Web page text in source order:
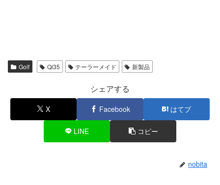
Golf Qi35 テーラーメイド 新製品
シェアする
X Facebook はてブ
LINE コピー
nobita